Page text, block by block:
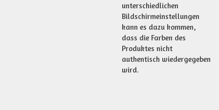
unterschiedlichen
Bildschirmeinstellungen
kann es dazu kommen,
dass die Farben des
Produktes nicht
authentisch wiedergegeben
wird.